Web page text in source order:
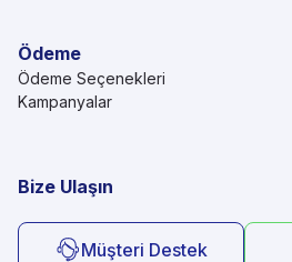
Ödeme
Ödeme Seçenekleri
Kampanyalar
Bize Ulaşın
Müşteri Destek